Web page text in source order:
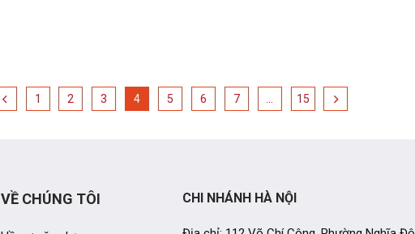
1 2 3 4 5 6 7 … 15
VỀ CHÚNG TÔI CHI NHÁNH HÀ NỘI